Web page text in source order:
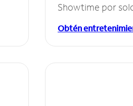
Showtime por
Obtén